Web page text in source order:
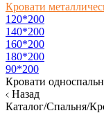
Кровати
120*200
140*200
160*200
180*200
90*200
Кровати
Назад
Каталог/Спальня/